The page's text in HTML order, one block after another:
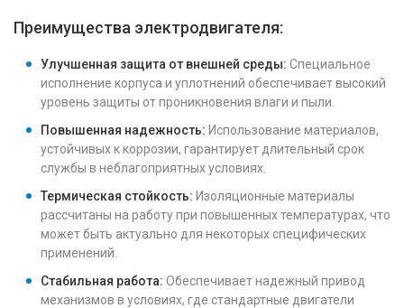
Преимущества электродвигателя:
Улучшенная защита от внешней среды: Специальное
исполнение корпуса и уплотнений обеспечивает высокий
уровень защиты от проникновения влаги и пыли.
Повышенная надежность: Использование материалов,
устойчивых к коррозии, гарантирует длительный срок
службы в неблагоприятных условиях.
Термическая стойкость: Изоляционные материалы
рассчитаны на работу при повышенных температурах, что
может быть актуально для некоторых специфических
применений.
Стабильная работа: Обеспечивает надежный привод
механизмов в условиях, где стандартные двигатели